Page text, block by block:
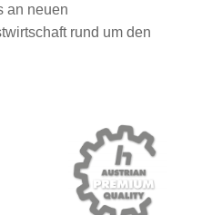
an neuen
rund um den